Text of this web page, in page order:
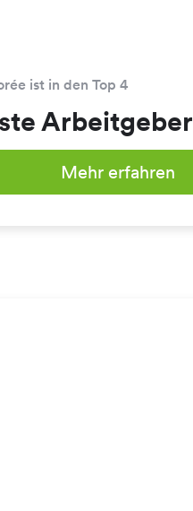
ist in den Top 4
Arbeitgeber
Mehr erfahren